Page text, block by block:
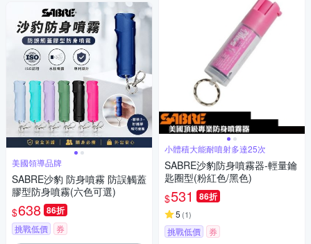
美國領導品牌
SABRE沙豹 防身噴霧 防誤觸蓋
膠型防身噴霧(六色可選)
$638 86折
挑戰低價 券
小體積大能耐噴射多達25次
SABRE沙豹防身噴霧器-輕量鑰
匙圈型(粉紅色/黑色)
$531 86折
5 (1)
挑戰低價 券